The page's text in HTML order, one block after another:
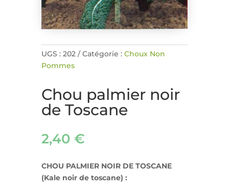
UGS : 202 Catégorie : Choux Non
Pommes
Chou palmier noir
de Toscane
2,40 €
CHOU PALMIER NOIR DE TOSCANE
(Kale noir de toscane) :